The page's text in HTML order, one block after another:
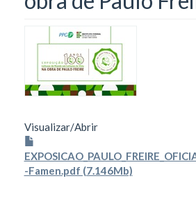
Visualizar/Abrir
-Famen.pdf (7.146Mb)